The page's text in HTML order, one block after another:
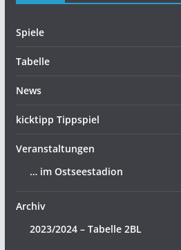
Spiele
Tabelle
News
kicktipp Tippspiel
Veranstaltungen
… im Ostseestadion
Archiv
2023/2024 – Tabelle 2BL